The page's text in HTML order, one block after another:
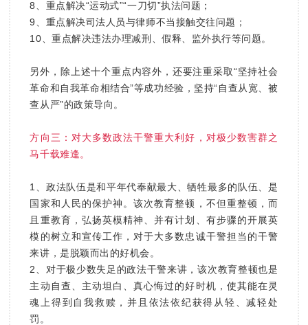
8、重点解决“运动式”“一刀切”执法问题；
9、重点解决司法人员与律师不当接触交往问题；
10、重点解决违法办理减刑、假释、监外执行等问题。
另外，除上述十个重点内容外，还要注重采取“坚持社会
革命和自我革命相结合”等成功经验，坚持“自查从宽、被
查从严”的政策导向。
方向三：对大多数政法干警重大利好，对极少数害群之
马千载难逢。
1、政法队伍是和平年代奉献最大、牺牲最多的队伍、是
国家和人民的保护神。该次教育整顿，不但重整顿，而
且重教育，弘扬英模精神、并有计划、有步骤的开展英
模的树立和宣传工作，对于大多数忠诚干警担当的干警
来讲，是脱颖而出的好机会。
2、对于极少数失足的政法干警来讲，该次教育整顿也是
主动自查、主动坦白、真心悔过的好时机，使其能在灵
魂上得到自我救赎，并且依法依纪获得从轻、减轻处
罚。